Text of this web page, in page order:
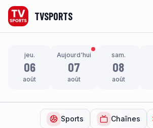
TVSPORTS
jeu.
06
août
Aujourd'hui
07
août
sam.
08
août
Sports Chaînes